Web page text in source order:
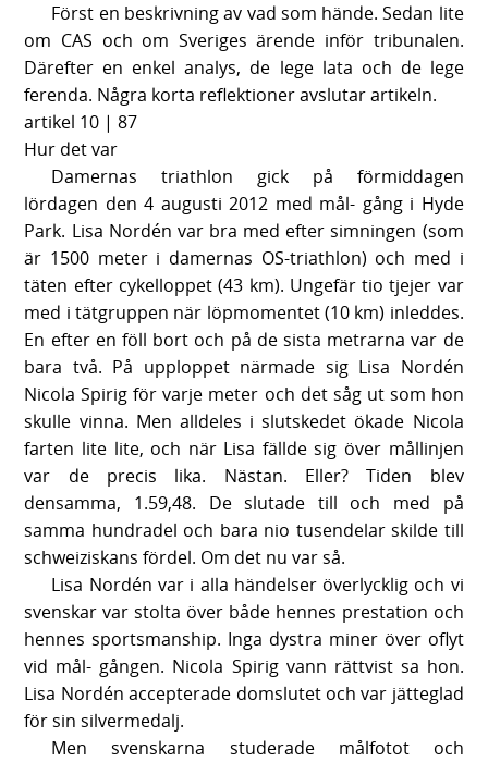
Först en beskrivning av vad som hände. Sedan lite
om CAS och om Sveriges ärende inför tribunalen.
Därefter en enkel analys, de lege lata och de lege
ferenda. Några korta reflektioner avslutar artikeln.
artikel 10 | 87
Hur det var
Damernas triathlon gick på förmiddagen
lördagen den 4 augusti 2012 med mål- gång i Hyde
Park. Lisa Nordén var bra med efter simningen (som
är 1500 meter i damernas OS-triathlon) och med i
täten efter cykelloppet (43 km). Ungefär tio tjejer var
med i tätgruppen när löpmomentet (10 km) inleddes.
En efter en föll bort och på de sista metrarna var de
bara två. På upploppet närmade sig Lisa Nordén
Nicola Spirig för varje meter och det såg ut som hon
skulle vinna. Men alldeles i slutskedet ökade Nicola
farten lite lite, och när Lisa fällde sig över mållinjen
var de precis lika. Nästan. Eller? Tiden blev
densamma, 1.59,48. De slutade till och med på
samma hundradel och bara nio tusendelar skilde till
schweiziskans fördel. Om det nu var så.
Lisa Nordén var i alla händelser överlycklig och vi
svenskar var stolta över både hennes prestation och
hennes sportsmanship. Inga dystra miner över oflyt
vid mål- gången. Nicola Spirig vann rättvist sa hon.
Lisa Nordén accepterade domslutet och var jätteglad
för sin silvermedalj.
Men svenskarna studerade målfotot och